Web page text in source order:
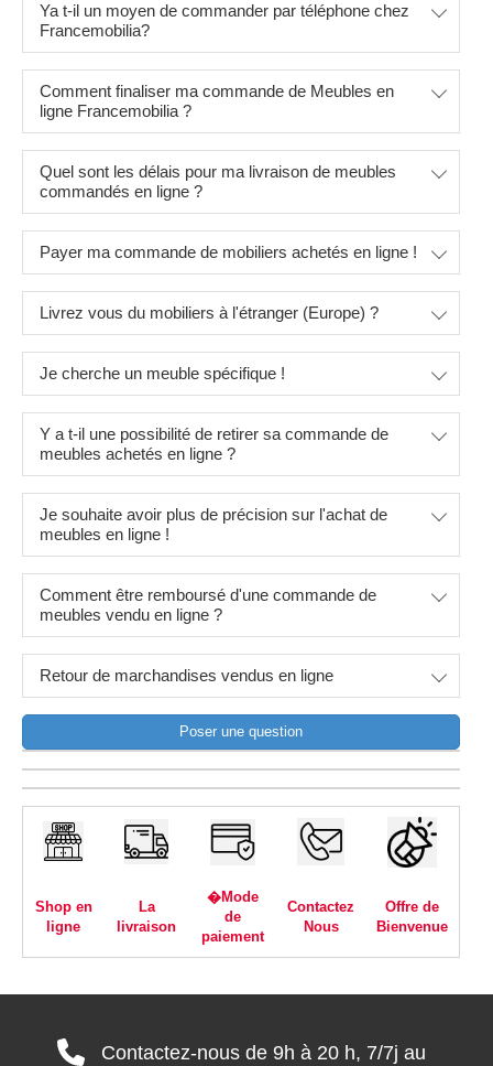
Ya t-il un moyen de commander par téléphone chez
Francemobilia?
Comment finaliser ma commande de Meubles en
ligne Francemobilia ?
Quel sont les délais pour ma livraison de meubles
commandés en ligne ?
Payer ma commande de mobiliers achetés en ligne !
Livrez vous du mobiliers à l'étranger (Europe) ?
Je cherche un meuble spécifique !
Y a t-il une possibilité de retirer sa commande de
meubles achetés en ligne ?
Je souhaite avoir plus de précision sur l'achat de
meubles en ligne !
Comment être remboursé d'une commande de
meubles vendu en ligne ?
Retour de marchandises vendus en ligne
Poser une question
Shop en
ligne
La
livraison
�Mode
de
paiement
Contactez
Nous
Offre de
Bienvenue
Contactez-nous de 9h à 20 h, 7/7j au